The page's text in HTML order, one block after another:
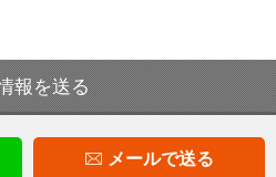
報を送る
メールで送る